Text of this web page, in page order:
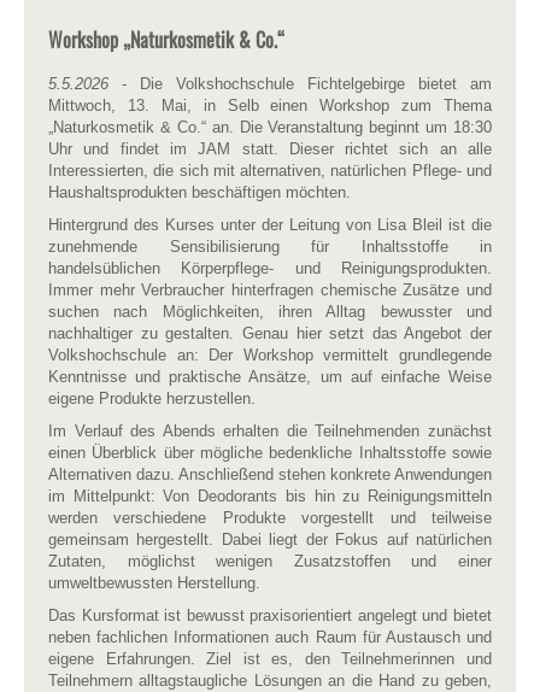
Workshop „Naturkosmetik & Co.“
5.5.2026 - Die Volkshochschule Fichtelgebirge bietet am
Mittwoch, 13. Mai, in Selb einen Workshop zum Thema
„Naturkosmetik & Co.“ an. Die Veranstaltung beginnt um 18:30
Uhr und findet im JAM statt. Dieser richtet sich an alle
Interessierten, die sich mit alternativen, natürlichen Pflege- und
Haushaltsprodukten beschäftigen möchten.
Hintergrund des Kurses unter der Leitung von Lisa Bleil ist die
zunehmende Sensibilisierung für Inhaltsstoffe in
handelsüblichen Körperpflege- und Reinigungsprodukten.
Immer mehr Verbraucher hinterfragen chemische Zusätze und
suchen nach Möglichkeiten, ihren Alltag bewusster und
nachhaltiger zu gestalten. Genau hier setzt das Angebot der
Volkshochschule an: Der Workshop vermittelt grundlegende
Kenntnisse und praktische Ansätze, um auf einfache Weise
eigene Produkte herzustellen.
Im Verlauf des Abends erhalten die Teilnehmenden zunächst
einen Überblick über mögliche bedenkliche Inhaltsstoffe sowie
Alternativen dazu. Anschließend stehen konkrete Anwendungen
im Mittelpunkt: Von Deodorants bis hin zu Reinigungsmitteln
werden verschiedene Produkte vorgestellt und teilweise
gemeinsam hergestellt. Dabei liegt der Fokus auf natürlichen
Zutaten, möglichst wenigen Zusatzstoffen und einer
umweltbewussten Herstellung.
Das Kursformat ist bewusst praxisorientiert angelegt und bietet
neben fachlichen Informationen auch Raum für Austausch und
eigene Erfahrungen. Ziel ist es, den Teilnehmerinnen und
Teilnehmern alltagstaugliche Lösungen an die Hand zu geben,